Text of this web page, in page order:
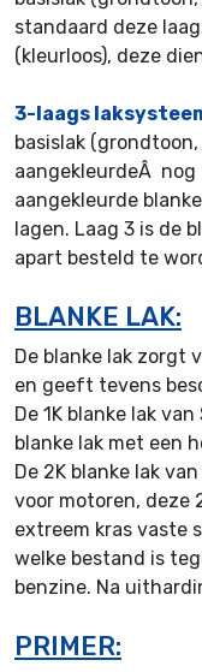
standaard deze
(kleurloos), deze
3-laags
basislak
aangekleurdeÂ
aangekleurde
lagen. Laag 3 is de
apart besteld te
BLANKE LAK:
De blanke lak zorgt
en geeft tevens
De 1K blanke lak
blanke lak met een
De 2K blanke lak
voor motoren, deze
extreem kras vaste
welke bestand is
benzine. Na
PRIMER: